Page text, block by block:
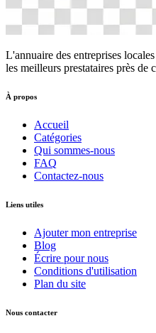
L'annuaire des entreprises
les meilleurs prestataires près de
À propos
Accueil
Catégories
Qui sommes-nous
FAQ
Contactez-nous
Liens utiles
Ajouter mon entreprise
Blog
Écrire pour nous
Conditions d'utilisation
Plan du site
Nous contacter